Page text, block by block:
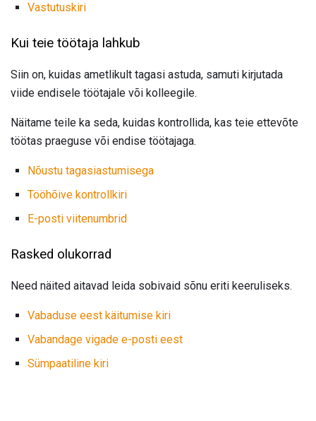
Vastutuskiri
Kui teie töötaja lahkub
Siin on, kuidas ametlikult tagasi astuda, samuti kirjutada
viide endisele töötajale või kolleegile.
Näitame teile ka seda, kuidas kontrollida, kas teie ettevõte
töötas praeguse või endise töötajaga.
Nõustu tagasiastumisega
Tööhõive kontrollkiri
E-posti viitenumbrid
Rasked olukorrad
Need näited aitavad leida sobivaid sõnu eriti keeruliseks.
Vabaduse eest käitumise kiri
Vabandage vigade e-posti eest
Sümpaatiline kiri